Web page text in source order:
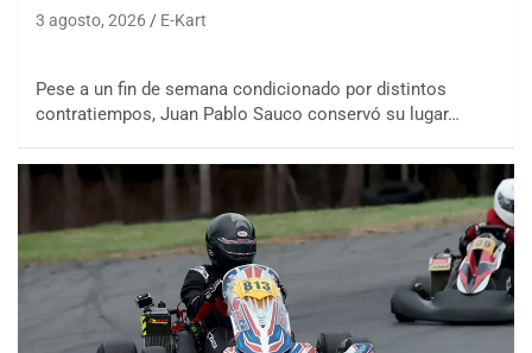
3 agosto, 2026 E-Kart
Pese a un fin de semana condicionado por distintos
contratiempos, Juan Pablo Sauco conservó su lugar…